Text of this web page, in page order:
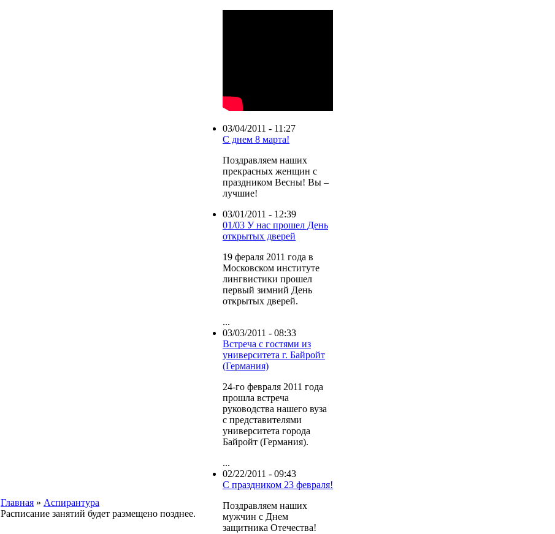
Главная » Аспирантура
Расписание занятий будет размещено позднее.
03/04/2011 - 11:27
С днем 8 марта!
Поздравляем наших
прекрасных женщин c
праздником Весны! Вы –
лучшие!
03/01/2011 - 12:39
01/03 У нас прошел День
открытых дверей
19 фераля 2011 года в
Московском институте
лингвистики прошел
первый зимний День
открытых дверей.
...
03/03/2011 - 08:33
Встреча с гостями из
университета г. Байройт
(Германия)
24-го февраля 2011 года
прошла встреча
руководства нашего вуза
с представителями
университета города
Байройт (Германия).
...
02/22/2011 - 09:43
С праздником 23 февраля!
Поздравляем наших
мужчин с Днем
защитника Отечества!